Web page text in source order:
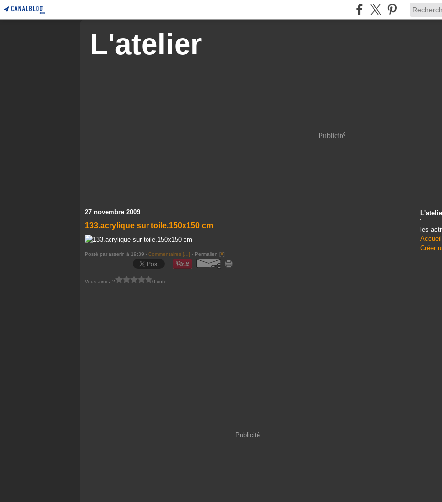
L'atelier
Publicité
27 novembre 2009
133.acrylique sur toile.150x150 cm
Posté par asserin à 19:39 - Commentaires [ ] - Permalien [#]
Vous aimez ? 0 vote
Publicité
les
Créer